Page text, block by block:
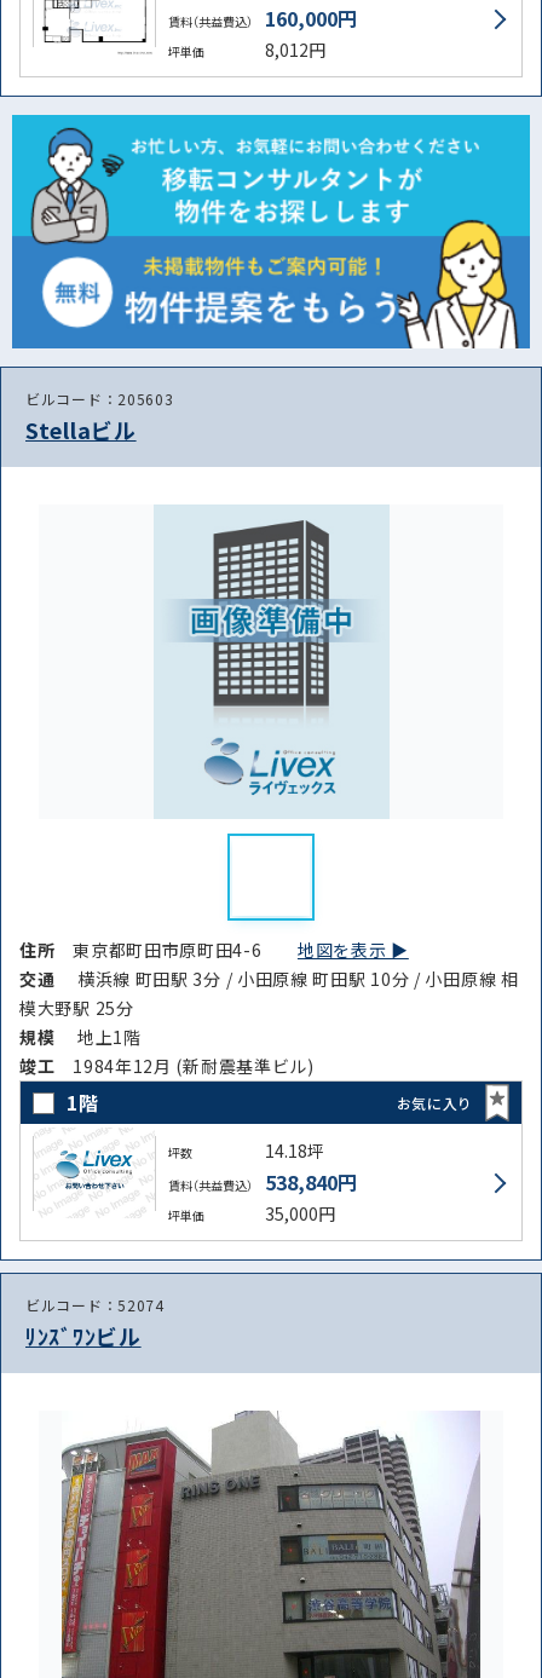
賃料（共益費込） 160,000円
坪単価 8,012円
ビルコード：205603
Stellaビル
住所東京都町田市原町田4-6 地図を表示 ▶︎
交通
横浜線 町田駅 3分 / 小田原線 町田駅 10分 / 小田原線 相
模大野駅 25分
規模
地上1階
竣⼯ 1984年12月 (新耐震基準ビル)
1階 お気に入り
坪数 14.18坪
賃料（共益費込） 538,840円
坪単価 35,000円
ビルコード：52074
ﾘﾝｽﾞﾜﾝビル